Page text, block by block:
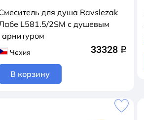
для душа Ravslezak
L581.5/2SM с душевым
Чехия 33328 q
В корзину